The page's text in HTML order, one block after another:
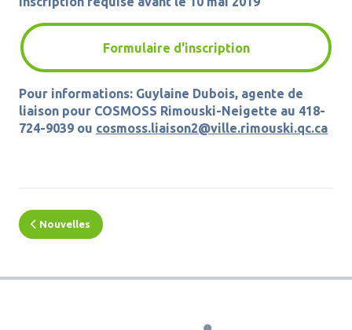
Formulaire d'inscription
Pour informations: Guylaine Dubois, agente de
liaison pour COSMOSS Rimouski-Neigette au 418-
724-9039 ou cosmoss.liaison2@ville.rimouski.qc.ca
Nouvelles